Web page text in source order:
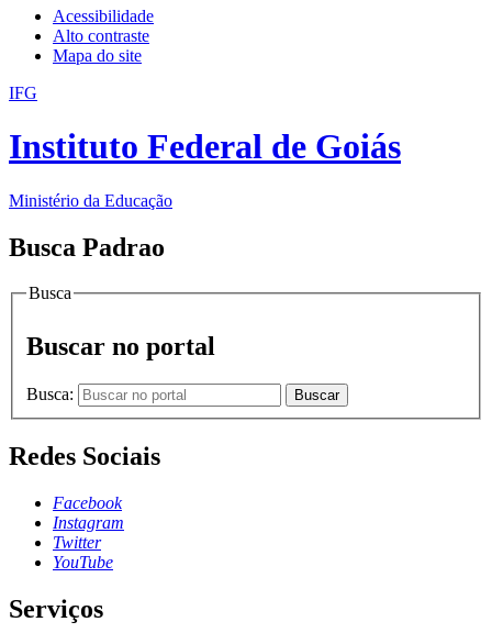
Acessibilidade
Alto contraste
Mapa do site
IFG
Instituto Federal de Goiás
Ministério da Educação
Busca Padrao
Busca
Buscar no portal
Busca: Buscar
Redes Sociais
Facebook
Instagram
Twitter
YouTube
Serviços